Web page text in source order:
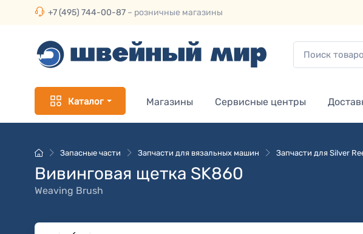
+7 (495) 744-00-87 – розничные магазины
Каталог Магазины Сервисные центры
Запасные части Запчасти для вязальных машин Запчасти для Silver
Вивинговая щетка SK860
Weaving Brush